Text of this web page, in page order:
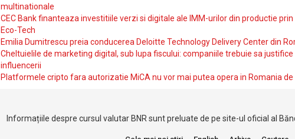
multinationale
CEC Bank finanteaza investitiile verzi si digitale ale IMM-urilor din productie
Eco-Tech
Emilia Dumitrescu preia conducerea Deloitte Technology Delivery Center din
Cheltuielile de marketing digital, sub lupa fiscului: companiile trebuie sa
influencerii
Platformele cripto fara autorizatie MiCA nu vor mai putea opera in Romania de
Informațiile despre cursul valutar BNR sunt preluate de pe site-ul oficial al